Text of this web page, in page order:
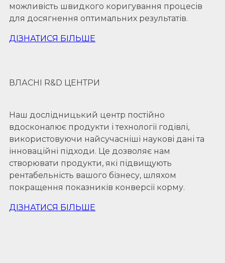
можливість швидкого коригування процесів
для досягнення оптимальних результатів.
ДІЗНАТИСЯ БІЛЬШЕ
ВЛАСНІ R&D ЦЕНТРИ
Наш дослідницький центр постійно
вдосконалює продукти і технології годівлі,
використовуючи найсучасніші наукові дані та
інноваційні підходи. Це дозволяє нам
створювати продукти, які підвищують
рентабельність вашого бізнесу, шляхом
покращення показників конверсії корму.
ДІЗНАТИСЯ БІЛЬШЕ